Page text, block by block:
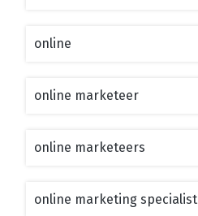
online
online marketeer
online marketeers
online marketing specialist